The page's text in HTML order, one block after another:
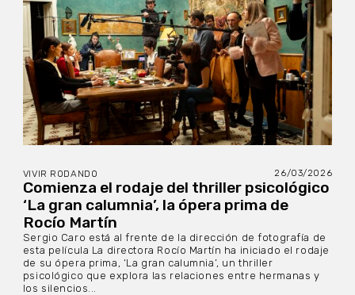
VIVIR RODANDO 26/03/2026
Comienza el rodaje del thriller psicológico
‘La gran calumnia’, la ópera prima de
Rocío Martín
Sergio Caro está al frente de la dirección de fotografía de
esta película La directora Rocío Martín ha iniciado el rodaje
de su ópera prima, ‘La gran calumnia’, un thriller
psicológico que explora las relaciones entre hermanas y
los silencios...